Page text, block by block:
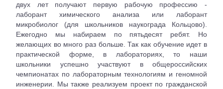
двух лет получают первую рабочую профессию -
лаборант химического анализа или лаборант
микробиолог (для школьников наукограда Кольцово).
Ежегодно мы набираем по пятьдесят ребят. Но
желающих во много раз больше. Так как обучение идет в
практической форме, в лабораториях, то наши
школьники успешно участвуют в общероссийских
чемпионатах по лабораторным технологиям и геномной
инженерии. Мы также реализуем проект по гражданской